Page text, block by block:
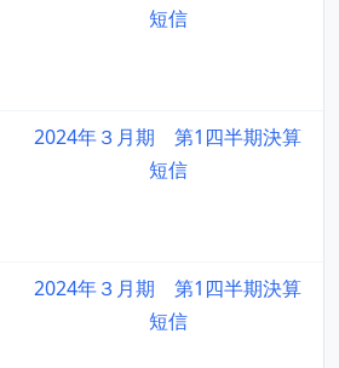
短信
2024年３月期 第1四半期決算
短信
2024年３月期 第1四半期決算
短信